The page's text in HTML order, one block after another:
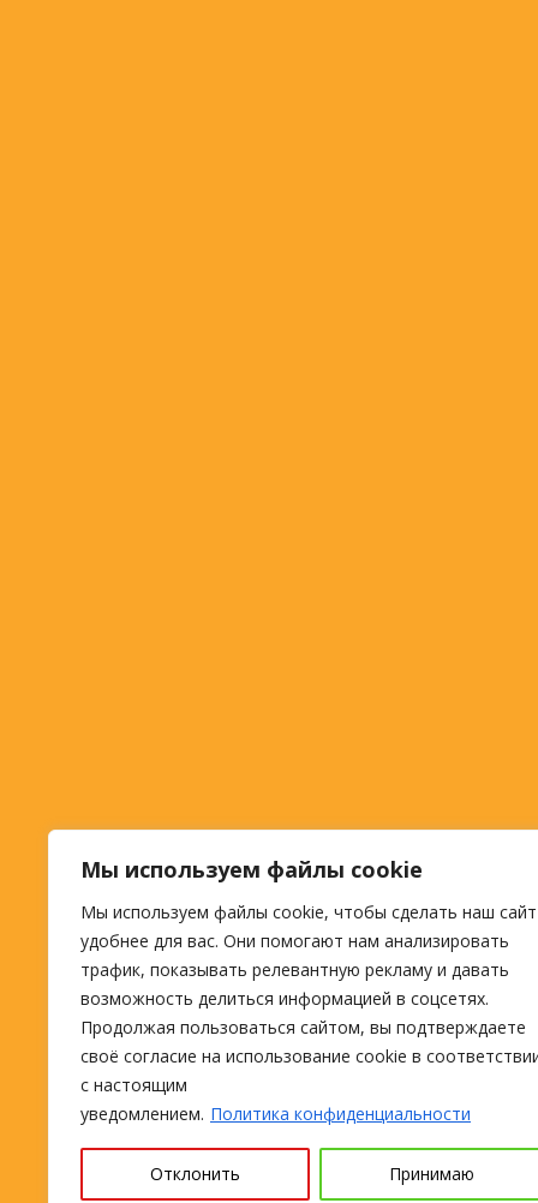
Мы используем файлы cookie
Мы используем файлы cookie, чтобы сделать наш сайт
удобнее для вас. Они помогают нам анализировать
трафик, показывать релевантную рекламу и давать
возможность делиться информацией в соцсетях.
Продолжая пользоваться сайтом, вы подтверждаете
своё согласие на использование cookie в
с настоящим
уведомлением. Политика конфиденциальности
Отклонить Принимаю